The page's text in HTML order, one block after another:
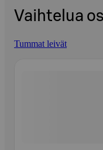
Vaihtelua
Tummat leivät